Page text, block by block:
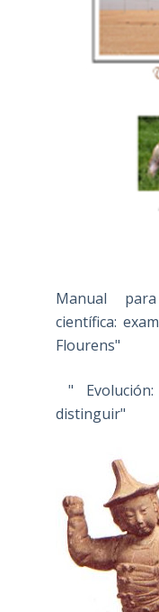
Manual
científica:
Flourens"
"
distinguir"